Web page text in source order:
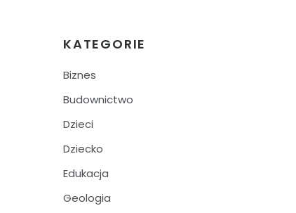
KATEGORIE
Biznes
Budownictwo
Dzieci
Dziecko
Edukacja
Geologia